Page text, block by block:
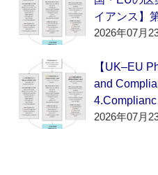
イアンス】
2026年07月
【UK–EU
and
2026年07月